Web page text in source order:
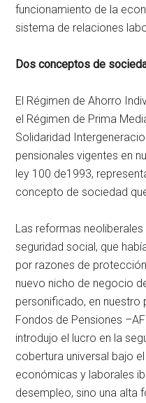
funcionamiento de la
sistema de relaciones
Dos conceptos de
El Régimen de Ahorro
el Régimen de Prima
Solidaridad
pensionales vigentes en
ley 100 de1993,
concepto de sociedad
Las reformas
seguridad social, que
por razones de
nuevo nicho de negocio
personificado, en nuestro
Fondos de Pensiones
introdujo el lucro en la
cobertura universal bajo
económicas y laborales
desempleo, sino una alta